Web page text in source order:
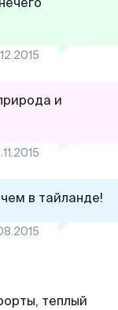
и
в тайланде!
теплый